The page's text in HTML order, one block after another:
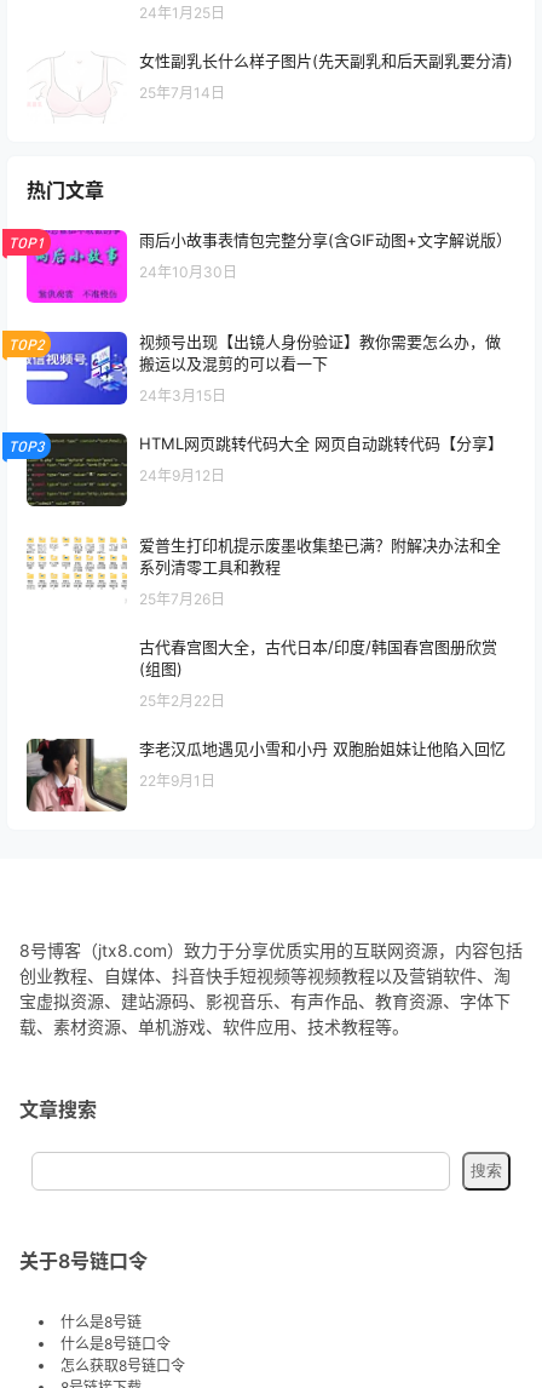
24年1月25日
女性副乳长什么样子图片(先天副乳和后天副乳要分清)
25年7月14日
热门文章
TOP1 雨后小故事表情包完整分享(含GIF动图+文字解说版）
24年10月30日
TOP2
视频号出现【出镜人身份验证】教你需要怎么办，做
搬运以及混剪的可以看一下
24年3月15日
TOP3 HTML网页跳转代码大全 网页自动跳转代码【分享】
24年9月12日
爱普生打印机提示废墨收集垫已满？附解决办法和全
系列清零工具和教程
25年7月26日
古代春宫图大全，古代日本/印度/韩国春宫图册欣赏
(组图)
25年2月22日
李老汉瓜地遇见小雪和小丹 双胞胎姐妹让他陷入回忆
22年9月1日
8号博客（jtx8.com）致力于分享优质实用的互联网资源，内容包括
创业教程、自媒体、抖音快手短视频等视频教程以及营销软件、淘
宝虚拟资源、建站源码、影视音乐、有声作品、教育资源、字体下
载、素材资源、单机游戏、软件应用、技术教程等。
文章搜索
关于8号链口令
什么是8号链
什么是8号链口令
怎么获取8号链口令